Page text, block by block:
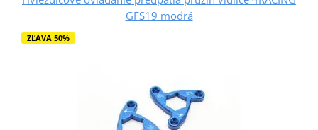
GFS19 modrá
ZĽAVA 50%